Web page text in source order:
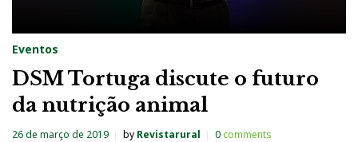
Eventos
DSM Tortuga discute o futuro
da nutrição animal
26 de março de 2019 by Revistarural 0comments